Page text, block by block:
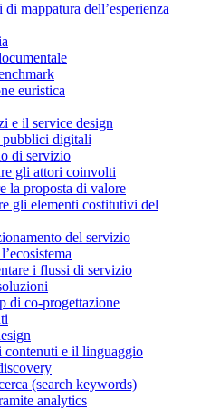
mappatura dell’esperienza
euristica
e il service design
pubblici digitali
di servizio
gli attori coinvolti
la proposta di valore
gli elementi costitutivi del
del servizio
i flussi di servizio
di co-progettazione
contenuti e il linguaggio
(search keywords)
analytics